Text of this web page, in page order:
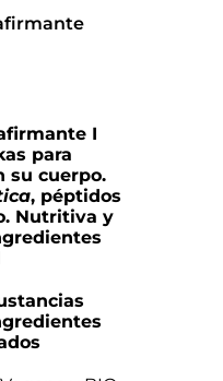
I
para
su cuerpo.
, péptidos
Nutritiva y